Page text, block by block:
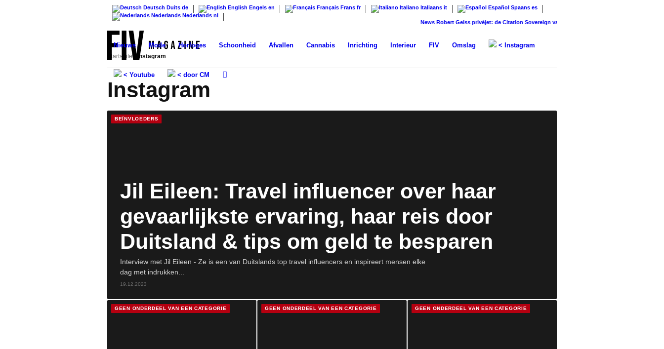
Deutsch Duits de English Engels en Français Frans fr Italiano Italiaans it Español Spaans es
Nederlands Nederlands nl
News Robert Geiss privéjet: de Citation Sovereign van...ZenNews24: Het nieuwe nieuws- en
Nieuws Mode Horloges Schoonheid Afvallen Cannabis Inrichting Interieur FIV Omslag < Instagram
< Youtube < door CM
Startseite› Instagram
Instagram
BEÏNVLOEDERS
Jil Eileen: Travel influencer over haar
gevaarlijkste ervaring, haar reis door
Duitsland & tips om geld te besparen
Interview met Jil Eileen - Ze is een van Duitslands top travel influencers en inspireert mensen elke
dag met indrukken...
19.12.2023
GEEN ONDERDEEL VAN EEN CATEGORIE GEEN ONDERDEEL VAN EEN CATEGORIE GEEN ONDERDEEL VAN EEN CATEGORIE